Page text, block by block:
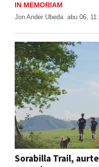
IN MEMORIAM
Jon Ander Ubeda abu 06,
Sorabilla Trail,